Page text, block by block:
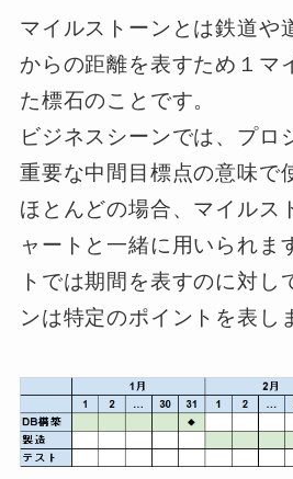
マイルストーンとは鉄道や
からの距離を表すため１マ
た標石のことです。
ビジネスシーンでは、プロ
重要な中間目標点の意味で
ほとんどの場合、マイルス
ャートと一緒に用いられま
トでは期間を表すのに対し
ンは特定のポイントを表し